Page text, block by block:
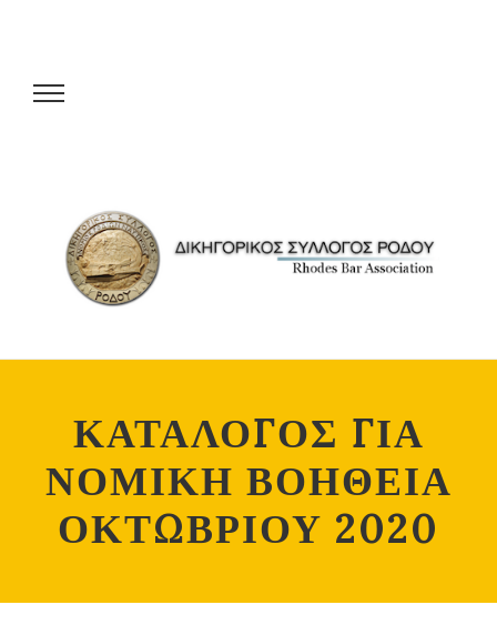
ΚΑΤΑΛΟΓΟΣ ΓΙΑ
ΝΟΜΙΚΗ ΒΟΗΘΕΙΑ
ΟΚΤΩΒΡΙΟΥ 2020